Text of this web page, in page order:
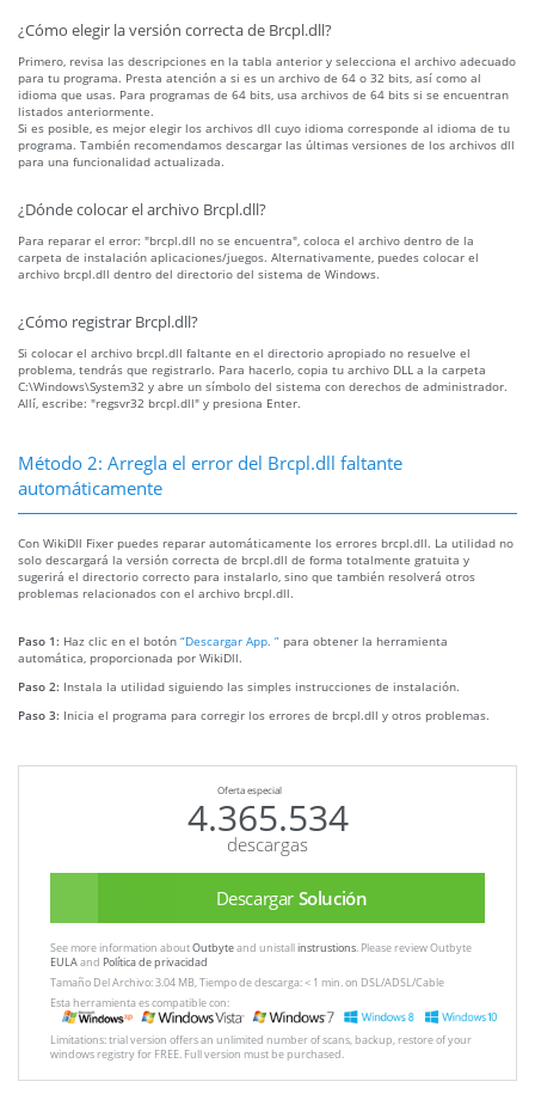
¿Cómo elegir la versión correcta de Brcpl.dll?
Primero, revisa las descripciones en la tabla anterior y selecciona el archivo adecuado
para tu programa. Presta atención a si es un archivo de 64 o 32 bits, así como al
idioma que usas. Para programas de 64 bits, usa archivos de 64 bits si se encuentran
listados anteriormente.
Si es posible, es mejor elegir los archivos dll cuyo idioma corresponde al idioma de tu
programa. También recomendamos descargar las últimas versiones de los archivos dll
para una funcionalidad actualizada.
¿Dónde colocar el archivo Brcpl.dll?
Para reparar el error: "brcpl.dll no se encuentra", coloca el archivo dentro de la
carpeta de instalación aplicaciones/juegos. Alternativamente, puedes colocar el
archivo brcpl.dll dentro del directorio del sistema de Windows.
¿Cómo registrar Brcpl.dll?
Si colocar el archivo brcpl.dll faltante en el directorio apropiado no resuelve el
problema, tendrás que registrarlo. Para hacerlo, copia tu archivo DLL a la carpeta
C:\Windows\System32 y abre un símbolo del sistema con derechos de administrador.
Allí, escribe: "regsvr32 brcpl.dll" y presiona Enter.
Método 2: Arregla el error del Brcpl.dll faltante
automáticamente
Con WikiDll Fixer puedes reparar automáticamente los errores brcpl.dll. La utilidad no
solo descargará la versión correcta de brcpl.dll de forma totalmente gratuita y
sugerirá el directorio correcto para instalarlo, sino que también resolverá otros
problemas relacionados con el archivo brcpl.dll.
Paso 1: Haz clic en el botón “Descargar App. ” para obtener la herramienta
automática, proporcionada por WikiDll.
Paso 2: Instala la utilidad siguiendo las simples instrucciones de instalación.
Paso 3: Inicia el programa para corregir los errores de brcpl.dll y otros problemas.
Oferta especial
4.365.534
descargas
Descargar Solución
See more information aboutOutbyteand unistallinstrustions. Please review Outbyte
EULAand Política de privacidad
Tamaño Del Archivo: 3.04 MB, Tiempo de descarga: < 1 min. on DSL/ADSL/Cable
Esta herramienta es compatible con:
Limitations: trial version offers an unlimited number of scans, backup, restore of your
windows registry for FREE. Full version must be purchased.